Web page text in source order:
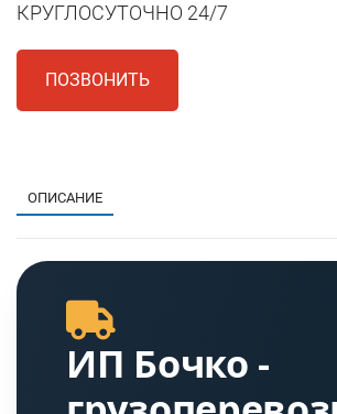
КРУГЛОСУТОЧНО 24/7
ПОЗВОНИТЬ
ОПИСАНИЕ
ИП Бочко -